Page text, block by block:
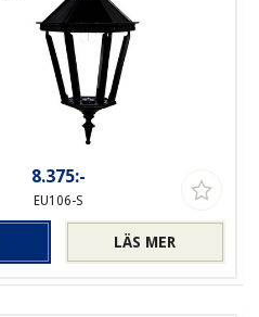
8.375:-
EU106-S
LÄS MER